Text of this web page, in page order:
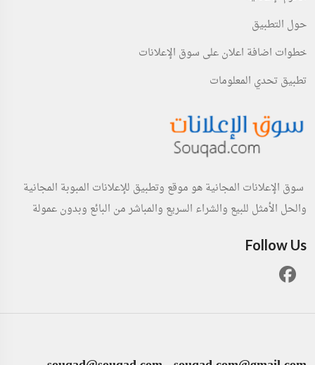
حول التطبيق
خطوات اضافة اعلان على سوق الإعلانات
تطبيق تحدي المعلومات
سوق الإعلانات المجانية هو موقع وتطبيق للإعلانات المبوبة المجانية
والحل الأمثل للبيع والشراء السريع والمباشر من البائع وبدون عمولة
Follow Us